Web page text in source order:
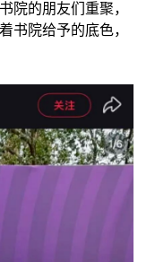
院的朋友们重聚，
书院给予的底色，